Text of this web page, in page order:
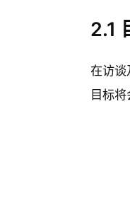
2.1
在访谈
目标